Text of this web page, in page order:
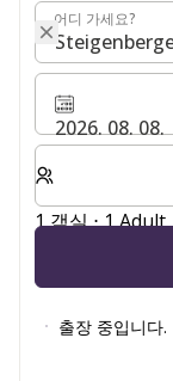
어디 가세요?
어디 가세요?
2026. 08. 08.
숙박할 객실 및
1 객실 ⋅ 1 Adult
출장 중입니다.